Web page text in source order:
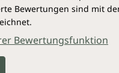
Behörde für
zugelassene
Angaben
Bewertungen sind mit
Bewertungsfunktion